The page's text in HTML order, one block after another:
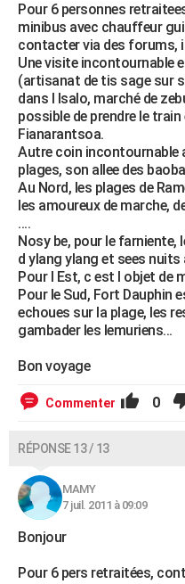
Pour 6 personnes
minibus avec chauffeur
contacter via des forums,
Une visite incontournable
(artisanat de tis sage sur
dans l Isalo, marché de
possible de prendre le
Fianarantsoa.
Autre coin incontournable
plages, son allee des
Au Nord, les plages de
les amoureux de marche,
....
Nosy be, pour le farniente,
d ylang ylang et sees nuits
Pour l Est, c est l objet de
Pour le Sud, Fort Dauphin
echoues sur la plage, les
gambader les lemuriens...
Bon voyage
Commenter 0
RÉPONSE 13 / 13
MAMY
7 juil. 2011 à 09:09
Bonjour
Pour 6 pers retraitées,